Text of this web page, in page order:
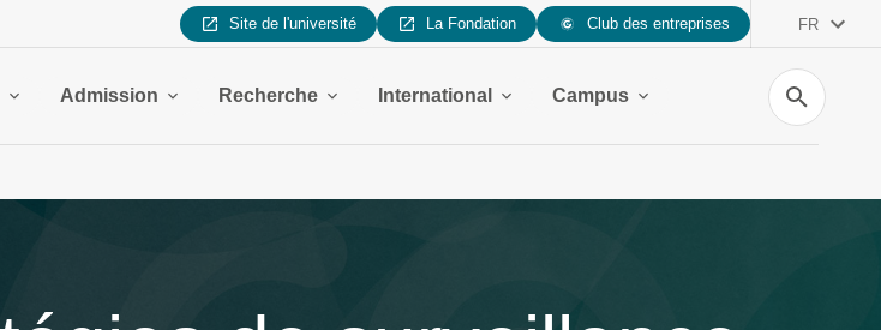
Site de l'université La Fondation Club des entreprises FR
Admission Recherche International Campus
Recherche